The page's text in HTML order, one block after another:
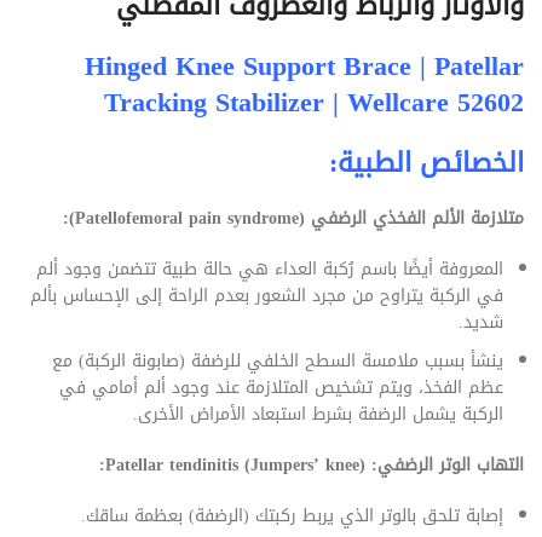
Hinged Knee Support Brace | Patellar
Tracking Stabilizer | Wellcare 52602
الخصائص الطبية:
متلازمة الألم الفخذي الرضفي (Patellofemoral pain syndrome):
المعروفة أيضًا باسم رُكبة العداء هي حالة طبية تتضمن وجود ألم
في الركبة يتراوح من مجرد الشعور بعدم الراحة إلى الإحساس بألم
شديد.
ينشأ بسبب ملامسة السطح الخلفي للرضفة (صابونة الركبة) مع
عظم الفخذ، ويتم تشخيص المتلازمة عند وجود ألم أمامي في
الركبة يشمل الرضفة بشرط استبعاد الأمراض الأخرى.
التهاب الوتر الرضفي: Patellar tendinitis (Jumpers’ knee):
إصابة تلحق بالوتر الذي يربط ركبتك (الرضفة) بعظمة ساقك.